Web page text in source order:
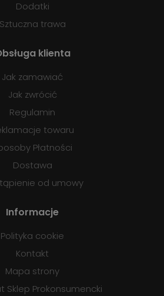
Dodatki
Sztuczna trawa
klienta
Jak zamawiać
Jak zwrócić
Regulamin
towaru
Płatności
Dostawa
od umowy
Informacje
Polityka cookie
Kontakt
Mapa strony
Sklep Prokonsumencki